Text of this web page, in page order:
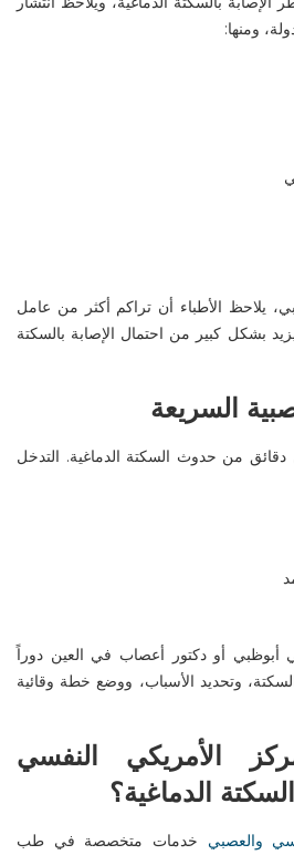
ومنها:
، يلاحظ الأطباء أن تراكم أكثر من عامل
بشكل كبير من احتمال الإصابة بالسكتة
السريعة
دقائق من حدوث السكتة الدماغية. التدخل
أبوظبي أودكتور أعصاب في العين دوراً
وتحديد الأسباب، ووضع خطة وقائية
الأمريكي النفسي
الدماغية؟
والعصبي خدمات متخصصة في طب